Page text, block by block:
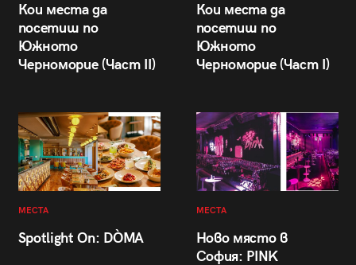
Кои места да
посетиш по
Южното
Черноморие (Част II)
Кои места да
посетиш по
Южното
Черноморие (Част I)
МЕСТА
Spotlight On: DÒMA
МЕСТА
Ново място в
София: PINK